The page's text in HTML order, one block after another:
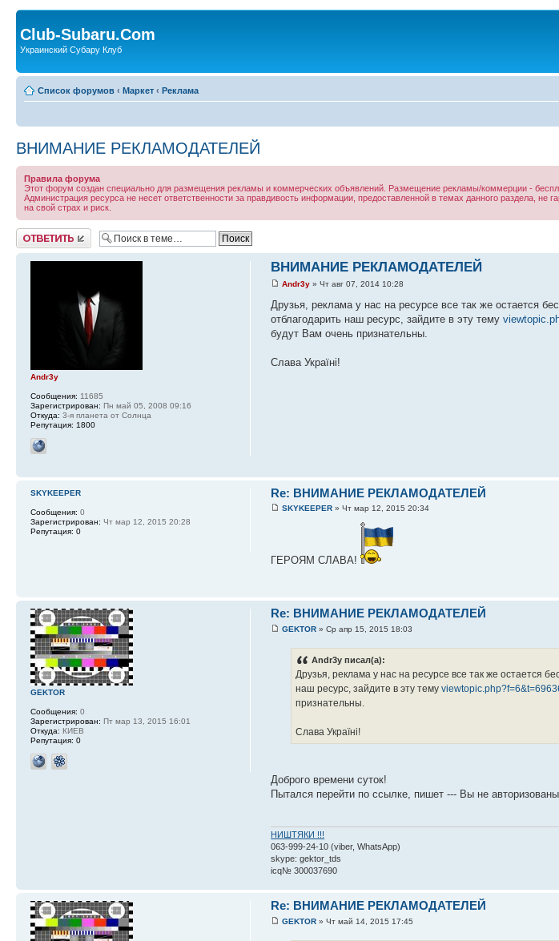
Club-Subaru.Com
Украинский Субару Клуб
Список форумов ‹ Маркет ‹ Реклама
ВНИМАНИЕ РЕКЛАМОДАТЕЛЕЙ
Правила форума
Этот форум создан специально для размещения рекламы и коммерческих объявлений. Размещение рекламы/коммерции -
Администрация ресурса не несет ответственности за правдивость информации, предоставленной в темах данного раздела,
на свой страх и риск.
Ответить
ВНИМАНИЕ РЕКЛАМОДАТЕЛЕЙ
Andr3y » Чт авг 07, 2014 10:28
Друзья, реклама у нас на ресурсе все так же остается
отблагодарить наш ресурс, зайдите в эту тему
будут Вам очень признательны.
Слава Україні!
Andr3y
Сообщения: 11685
Зарегистрирован: Пн май 05, 2008 09:16
Откуда: 3-я планета от Солнца
Репутация: 1800
Re: ВНИМАНИЕ РЕКЛАМОДАТЕЛЕЙ
SKYKEEPER » Чт мар 12, 2015 20:34
ГЕРОЯМ СЛАВА!
SKYKEEPER
Сообщения: 0
Зарегистрирован: Чт мар 12, 2015 20:28
Репутация: 0
Re: ВНИМАНИЕ РЕКЛАМОДАТЕЛЕЙ
GEKTOR » Ср апр 15, 2015 18:03
Andr3y писал(а):
Друзья, реклама у нас на ресурсе все так же остается
наш ресурс, зайдите в эту тему
признательны.
Слава Україні!
Доброго времени суток!
Пытался перейти по ссылке, пишет --- Вы не
НИШТЯКИ !!!
063-999-24-10 (viber, WhatsApp)
skype: gektor_tds
icq№ 300037690
GEKTOR
Сообщения: 0
Зарегистрирован: Пт мар 13, 2015 16:01
Откуда: КИЕВ
Репутация: 0
Re: ВНИМАНИЕ РЕКЛАМОДАТЕЛЕЙ
GEKTOR » Чт май 14, 2015 17:45